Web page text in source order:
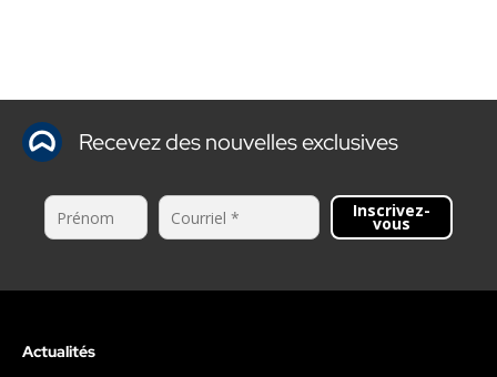
Recevez des nouvelles exclusives
Inscrivez-
vous
Actualités